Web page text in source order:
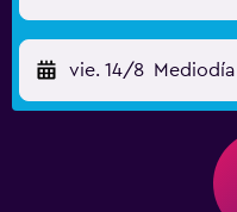
vie. 14/8 Mediodía